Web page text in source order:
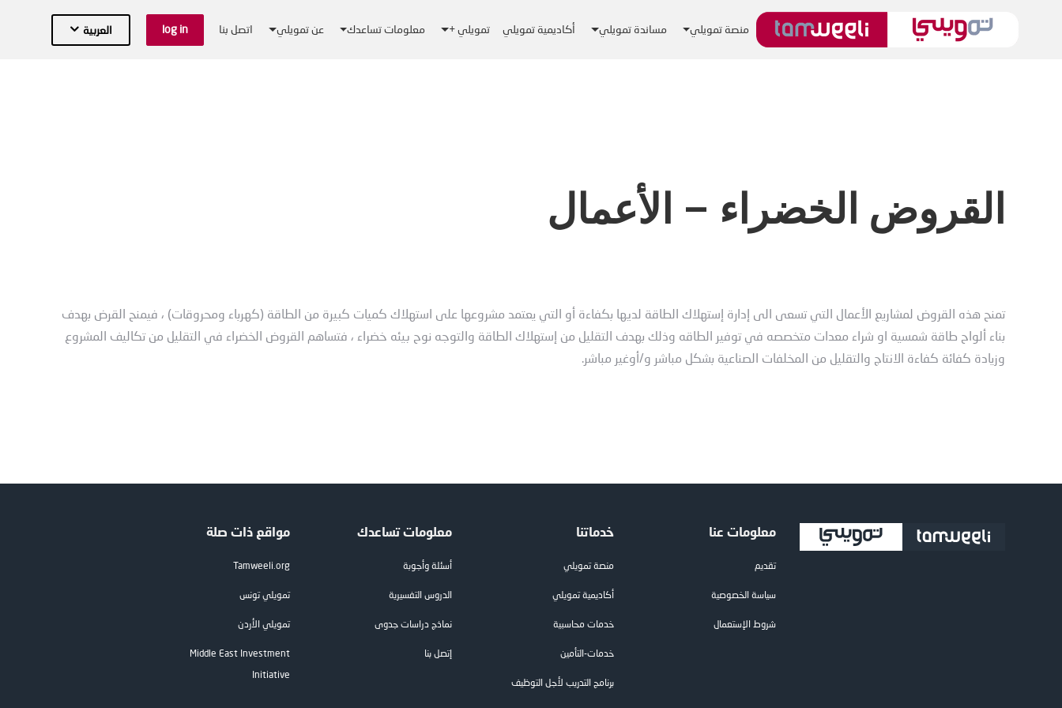
منصة تمويلي مساندة تمويلي أكاديمية تمويلي تمويلي + معلومات تساعدك عن تمويلي اتصل بنا log in العربية
القروض الخضراء – الأعمال
تمنح هذه القروض لمشاريع الأعمال التي تسعى الى إدارة إستهلاك الطاقة لديها بكفاءة أو التي يعتمد مشروعها على استهلاك كميات كبيرة من الطاقة (كهرباء ومحروقات) ، فيمنح القرض بهدف
بناء ألواح طاقة شمسية او شراء معدات متخصصه في توفير الطاقه وذلك بهدف التقليل من إستهلاك الطاقة والتوجه نوح بيئه خضراء ، فتساهم القروض الخضراء في التقليل من تكاليف المشروع
وزيادة كفائة كفاءة الانتاج والتقليل من المخلفات الصناعية بشكل مباشر و/أوغير مباشر.
معلومات عنا
تقديم
سياسة الخصوصية
شروط الإستعمال
خدماتنا
منصة تمويلي
أكاديمية تمويلي
خدمات محاسبية
خدمات-التأمين
برنامج التدريب لأجل التوظيف
معلومات تساعدك
أسئلة وأجوبة
الدروس التفسيرية
نماذج دراسات جدوى
إتصل بنا
مواقع ذات صلة
Tamweeli.org
تمويلي تونس
تمويلي الأردن
Middle East Investment
Initiative